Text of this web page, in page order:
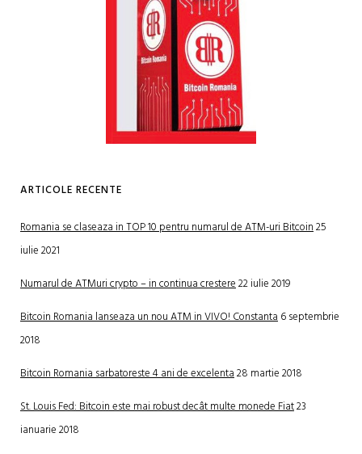
ARTICOLE RECENTE
Romania se claseaza in TOP 10 pentru numarul de ATM-uri Bitcoin25
iulie 2021
Numarul de ATMuri crypto – in continua crestere22 iulie 2019
Bitcoin Romania lanseaza un nou ATM in VIVO! Constanta6 septembrie
2018
Bitcoin Romania sarbatoreste 4 ani de excelenta28 martie 2018
St. Louis Fed: Bitcoin este mai robust decât multe monede Fiat23
ianuarie 2018